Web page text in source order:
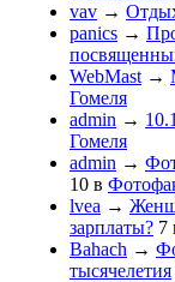
vav →
panics →
WebMast →
Гомеля
admin →
Гомеля
admin →
10 в
lvea →
зарплаты? 7
Bahach →
тысячелетия